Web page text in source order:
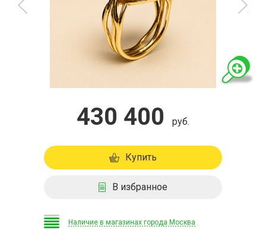
430 400 руб.
Купить
В избранное
Наличие в магазинах города Москва